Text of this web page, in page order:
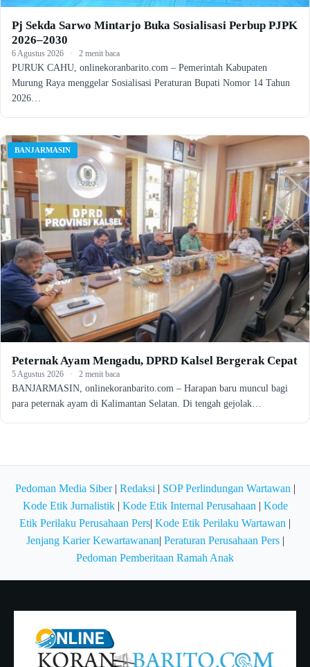
Pj Sekda Sarwo Mintarjo Buka Sosialisasi Perbup PJPK
2026–2030
6 Agustus 2026 · 2 menit baca
PURUK CAHU, onlinekoranbarito.com – Pemerintah Kabupaten
Murung Raya menggelar Sosialisasi Peraturan Bupati Nomor 14 Tahun
2026…
BANJARMASIN
Peternak Ayam Mengadu, DPRD Kalsel Bergerak Cepat
5 Agustus 2026 · 2 menit baca
BANJARMASIN, onlinekoranbarito.com – Harapan baru muncul bagi
para peternak ayam di Kalimantan Selatan. Di tengah gejolak…
Pedoman Media Siber| Redaksi | SOP Perlindungan Wartawan |
Kode Etik Jurnalistik| Kode Etik Internal Perusahaan | Kode
Etik Perilaku Perusahaan Pers| Kode Etik Perilaku Wartawan |
Jenjang Karier Kewartawanan| Peraturan Perusahaan Pers|
Pedoman Pemberitaan Ramah Anak